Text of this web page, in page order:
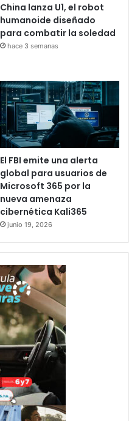
China lanza U1, el robot
humanoide diseñado
para combatir la soledad
hace 3 semanas
El FBI emite una alerta
global para usuarios de
Microsoft 365 por la
nueva amenaza
cibernética Kali365
junio 19, 2026